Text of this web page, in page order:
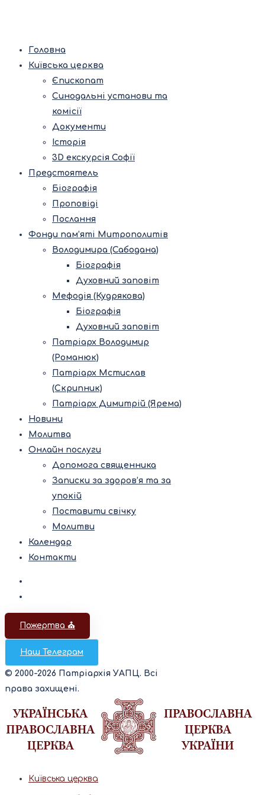
Головна
Київська церква
Єпископат
Синодальні установи та
комісії
Документи
Історія
3D екскурсія Софії
Предстоятель
Біографія
Проповіді
Послання
Фонди пам’яті Митрополитів
Володимира (Сабодана)
Біографія
Духовний заповіт
Мефодія (Кудрякова)
Біографія
Духовний заповіт
Патріарх Володимир
(Романюк)
Патріарх Мстислав
(Скрипник)
Патріарх Димитрій (Ярема)
Новини
Молитва
Онлайн послуги
Допомога священника
Записки за здоров’я та за
упокій
Поставити свічку
Молитви
Календар
Контакти
Пожертва ⛪️
Наш Телеграм
© 2000-2026 Патріархія УАПЦ. Всі
права захищені.
Київська церква